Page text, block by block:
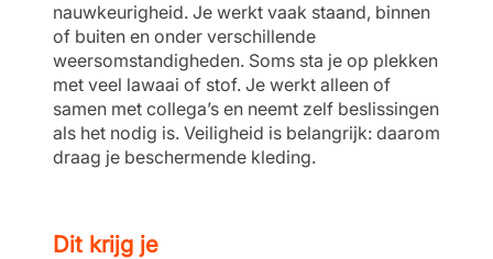
nauwkeurigheid. Je werkt vaak staand, binnen
of buiten en onder verschillende
weersomstandigheden. Soms sta je op plekken
met veel lawaai of stof. Je werkt alleen of
samen met collega’s en neemt zelf beslissingen
als het nodig is. Veiligheid is belangrijk: daarom
draag je beschermende kleding.
Dit krijg je